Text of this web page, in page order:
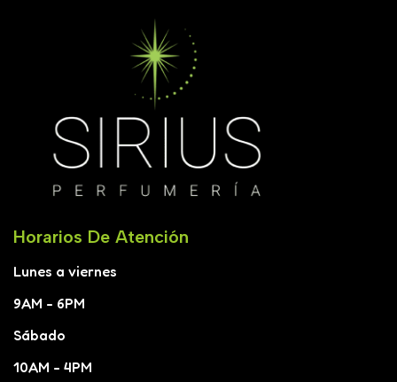
Horarios De Atención
Lunes a viernes
9AM - 6PM
Sábado
10AM - 4PM